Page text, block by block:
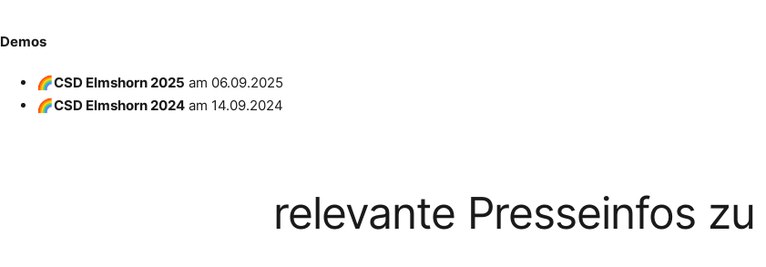
Demos
🌈CSD Elmshorn 2025 am 06.09.2025
🌈CSD Elmshorn 2024 am 14.09.2024
relevante Presseinfos